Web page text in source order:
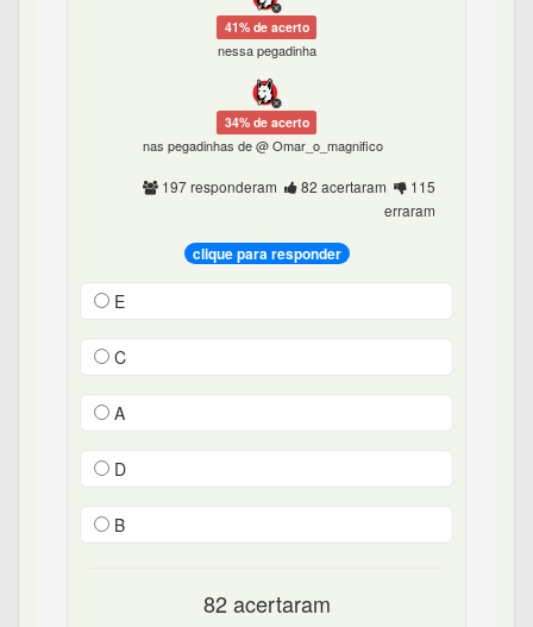
41% de acerto
nessa pegadinha
34% de acerto
nas pegadinhas de @ Omar_o_magnifico
197 responderam 82 acertaram
115
erraram
clique para responder
E
C
A
D
B
82 acertaram